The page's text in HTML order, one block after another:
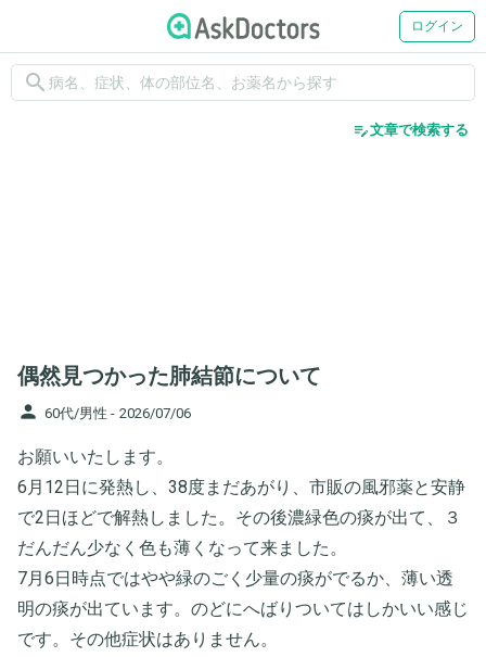
ログイン
search
edit_note文章で検索する
偶然見つかった肺結節について
person 60代/男性 - 2026/07/06
お願いいたします。
6月12日に発熱し、38度まだあがり、市販の風邪薬と安静
で2日ほどで解熱しました。その後濃緑色の痰が出て、３
だんだん少なく色も薄くなって来ました。
7月6日時点ではやや緑のごく少量の痰がでるか、薄い透
明の痰が出ています。のどにへばりついてはしかいい感じ
です。その他症状はありません。